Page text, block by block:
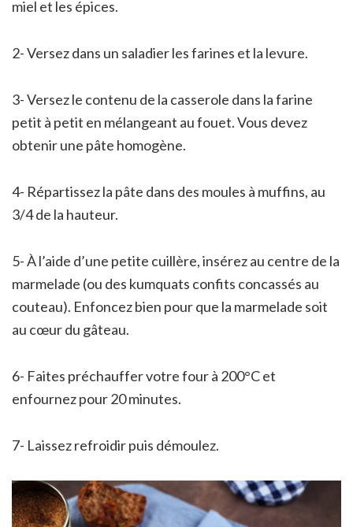
miel et les épices.
2- Versez dans un saladier les farines et la levure.
3- Versez le contenu de la casserole dans la farine
petit à petit en mélangeant au fouet. Vous devez
obtenir une pâte homogène.
4- Répartissez la pâte dans des moules à muffins, au
3/4 de la hauteur.
5- À l’aide d’une petite cuillère, insérez au centre de la
marmelade (ou des kumquats confits concassés au
couteau). Enfoncez bien pour que la marmelade soit
au cœur du gâteau.
6- Faites préchauffer votre four à 200°C et
enfournez pour 20 minutes.
7- Laissez refroidir puis démoulez.